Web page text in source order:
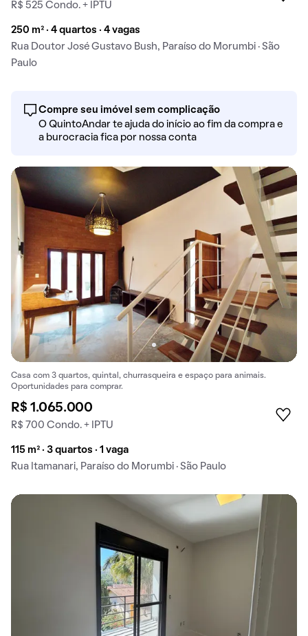
R$ 525 Condo. + IPTU
250 m² · 4 quartos · 4 vagas
Rua Doutor José Gustavo Bush, Paraíso do Morumbi · São
Paulo
Compre seu imóvel sem complicação
O QuintoAndar te ajuda do início ao fim da compra e
a burocracia fica por nossa conta
Casa com 3 quartos, quintal, churrasqueira e espaço para animais.
Oportunidades para comprar.
R$ 1.065.000
R$ 700 Condo. + IPTU
115 m² · 3 quartos · 1 vaga
Rua Itamanari, Paraíso do Morumbi · São Paulo